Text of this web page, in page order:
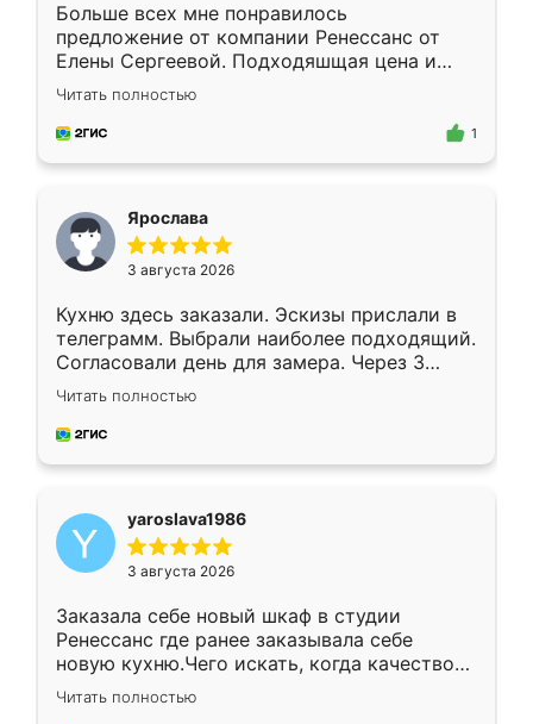
Больше всех мне понравилось
предложение от компании Ренессанс от
Елены Сергеевой. Подходяшщая цена и
короткие сроки изготовления. Приехавший
для замера сотрудник Владислав
предложил по моему эскизу самый
Читать полностью
1
Ярослава
3 августа 2026
Кухню здесь заказали. Эскизы прислали в
телеграмм. Выбрали наиболее подходящий.
Согласовали день для замера. Через 3
недели кухня была уже готова. Остались
довольны работой. Спасибо Ренессанс
мебель за качественную работу!
Читать полностью
yaroslava1986
3 августа 2026
Заказала себе новый шкаф в студии
Ренессанс где ранее заказывала себе
новую кухню.Чего искать, когда качеством
вполне довольна. Служит кухня уже почти
два года, нареканий нет.
Читать полностью